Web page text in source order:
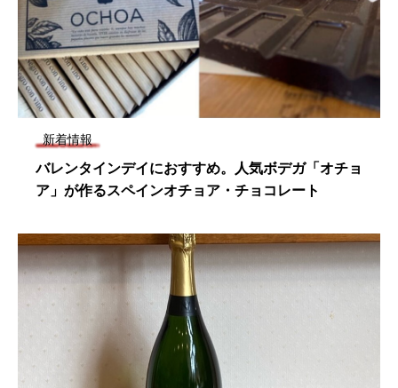
新着情報
バレンタインデイにおすすめ。人気ボデガ「オチョ
ア」が作るスペインオチョア・チョコレート